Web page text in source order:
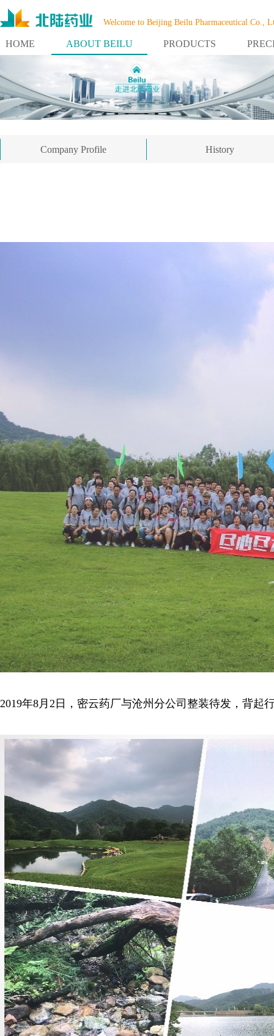
Welcome to Beijing Beilu Pharmaceutical Co.,
HOME ABOUT BEILU PRODUCTS
Company Profile History
2019年8月2日，密云药厂与沧州分公司整装待发，背